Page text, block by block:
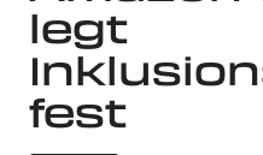
legt
fest